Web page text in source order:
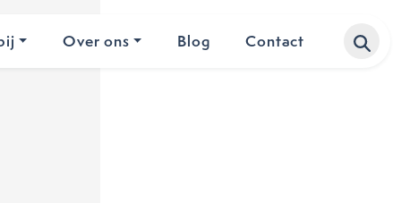
Over ons Blog Contact